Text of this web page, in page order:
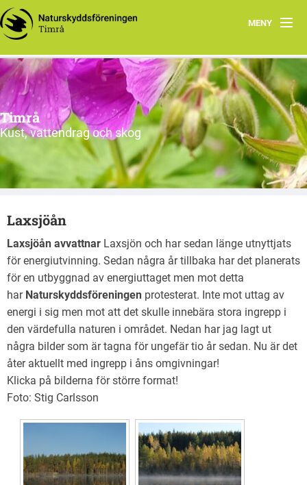
MENY
Hem
Rapporter
Program
Styrelsen
Veckobrevet
Länkar
Sundsvalls tidning
Verksamhetsberättelser
Timrå
Kust, vattendrag och skog
Laxsjöån
Laxsjöån avvattnar Laxsjön och har sedan länge utnyttjats
för energiutvinning. Sedan några år tillbaka har det planerats
för en utbyggnad av energiuttaget men mot detta
har Naturskyddsföreningen protesterat. Inte mot uttag av
energi i sig men mot att det skulle innebära stora ingrepp i
den värdefulla naturen i området. Nedan har jag lagt ut
några bilder som är tagna för ungefär tio år sedan. Nu är det
åter aktuellt med ingrepp i åns omgivningar!
Klicka på bilderna för större format!
Foto: Stig Carlsson